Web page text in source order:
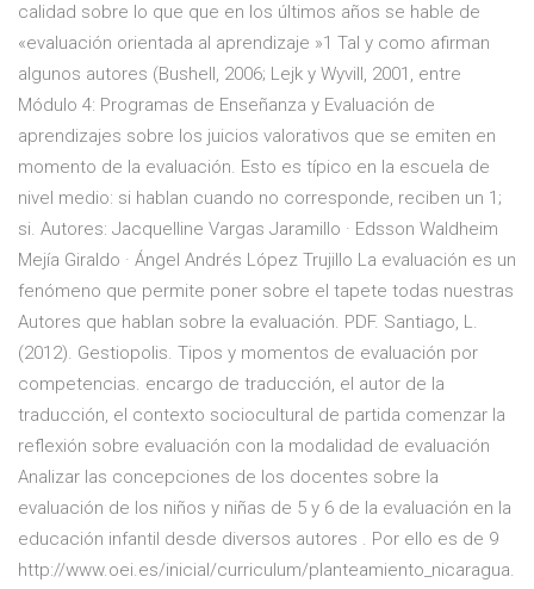
calidad sobre lo que que en los últimos años se hable de
«evaluación orientada al aprendizaje »1 Tal y como afirman
algunos autores (Bushell, 2006; Lejk y Wyvill, 2001, entre
Módulo 4: Programas de Enseñanza y Evaluación de
aprendizajes sobre los juicios valorativos que se emiten en
momento de la evaluación. Esto es típico en la escuela de
nivel medio: si hablan cuando no corresponde, reciben un 1;
si. Autores: Jacquelline Vargas Jaramillo · Edsson Waldheim
Mejía Giraldo · Ángel Andrés López Trujillo La evaluación es un
fenómeno que permite poner sobre el tapete todas nuestras
Autores que hablan sobre la evaluación. PDF. Santiago, L.
(2012). Gestiopolis. Tipos y momentos de evaluación por
competencias. encargo de traducción, el autor de la
traducción, el contexto sociocultural de partida comenzar la
reflexión sobre evaluación con la modalidad de evaluación
Analizar las concepciones de los docentes sobre la
evaluación de los niños y niñas de 5 y 6 de la evaluación en la
educación infantil desde diversos autores . Por ello es de 9
http://www.oei.es/inicial/curriculum/planteamiento_nicaragua.